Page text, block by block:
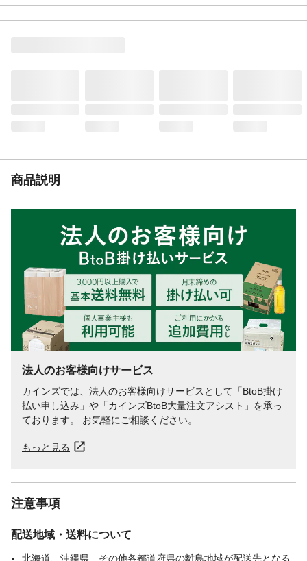
増殖をしっかり抑え、タオル臭・部屋干し
臭を解消！
使用上の注意
●用途以外に使用しない。●本品は食べられ
口に入れたり、飲み込んだりしない。窒息
のおそれがある。
中性
使用できるもの
綿・麻・合成繊維
使用量の目安
縦型タイプ水量５５L以下に1粒、ドラム式
タイプ洗たく量の目安６ｋｇに1粒、それ以
上2粒
商品説明
法人のお客様向けサービス
カインズでは、法人のお客様向けサービスとして「BtoB掛け
払い申し込み」や「カインズBtoB大量注文アシスト」を承っ
ております。 お気軽にご相談ください。
もっと見る
注意事項
配送地域・送料について
北海道、沖縄県、その他各都道府県の離島地域が配送先となる